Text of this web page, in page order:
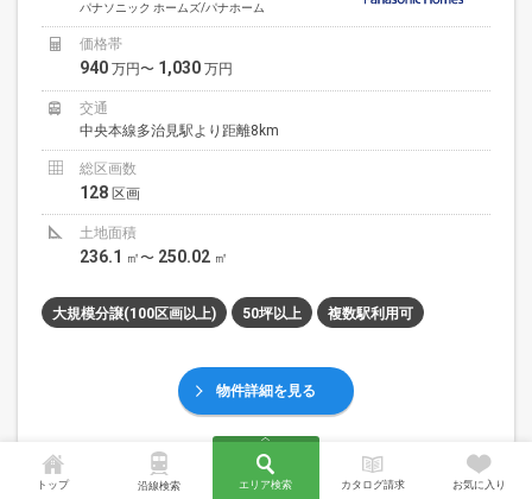
トップ 沿線検索 エリア検索 カタログ請求 お気に入り
パナソニック ホームズ/パナホーム
価格帯
940 万円〜 1,030 万円
交通
中央本線多治見駅より距離8km
総区画数
128 区画
土地面積
236.1 ㎡〜 250.02 ㎡
大規模分譲(100区画以上) 50坪以上 複数駅利用可
物件詳細を見る